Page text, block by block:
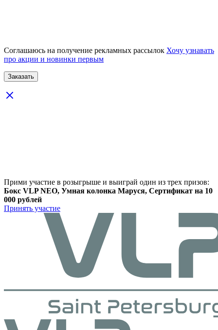
Соглашаюсь на получение рекламных рассылок Хочу узнавать
про акции и новинки первым
Прими участие в розыгрыше и выиграй один из трех призов:
Бокс VLP NEO, Умная колонка Маруся, Сертификат на 10
000 рублей
Принять участие